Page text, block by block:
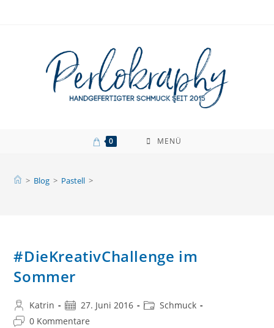
0 MENÜ
> Blog > Pastell >
#DieKreativChallenge im
Sommer
Beitrags-
Autor:
Katrin
Beitrag
veröffentlicht:
27. Juni 2016
Beitrags-
Schmuck
Beitrags-
0 Kommentare